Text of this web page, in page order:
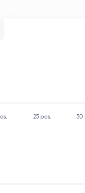
25 pcs. 50